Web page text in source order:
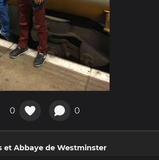
0 0
et Abbaye de Westminster